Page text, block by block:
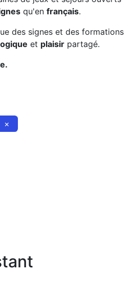
qu'en français.
des signes et des formations
et plaisir partagé.
×